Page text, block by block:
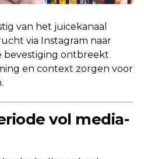
van het juicekanaal
via Instagram naar
bevestiging ontbreekt
en context zorgen voor
vol media-